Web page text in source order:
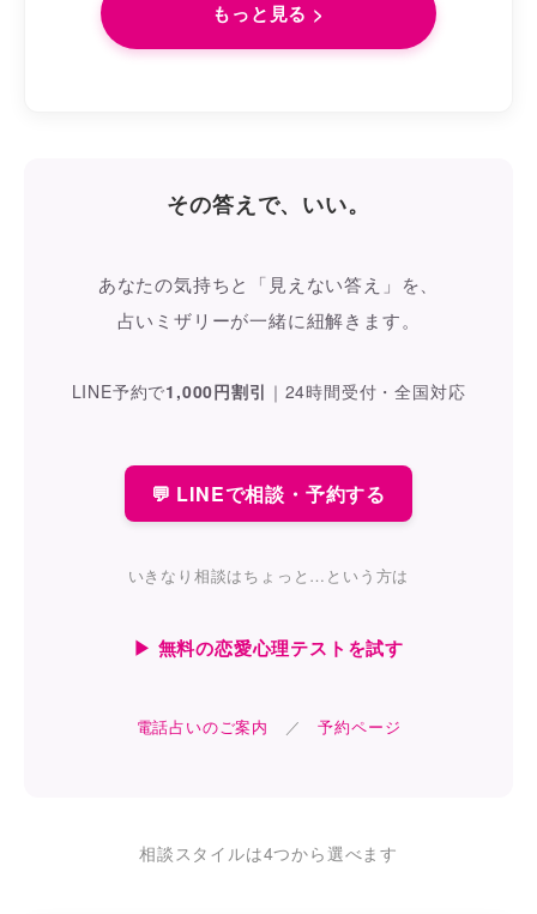
もっと見る >
その答えで、いい。
あなたの気持ちと「見えない答え」を、
占いミザリーが一緒に紐解きます。
LINE予約で1,000円割引 ｜ 24時間受付・全国対応
💬 LINEで相談・予約する
いきなり相談はちょっと…という方は
▶ 無料の恋愛心理テストを試す
電話占いのご案内 ／予約ページ
相談スタイルは4つから選べます